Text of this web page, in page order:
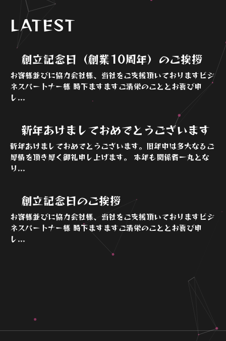
LATEST
創立記念日（創業10周年）のご挨拶
お客様並びに協力会社様、当社をご支援頂いておりますビジ
ネスパートナー様 時下ますますご清栄のこととお喜び申
し...
新年あけましておめでとうございます
新年あけましておめでとうございます。旧年中は多大なるご
厚情を頂き厚く御礼申し上げます。 本年も関係者一丸とな
り...
創立記念日のご挨拶
お客様並びに協力会社様、当社をご支援頂いておりますビジ
ネスパートナー様 時下ますますご清栄のこととお喜び申
し...